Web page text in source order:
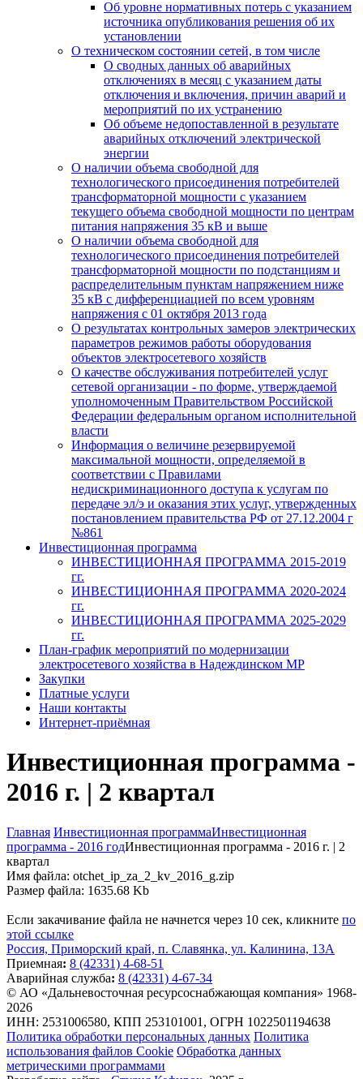
Об уровне нормативных потерь с указанием
источника опубликования решения об их
установлении
О техническом состоянии сетей, в том числе
О сводных данных об аварийных
отключениях в месяц с указанием даты
отключения и включения, причин аварий и
мероприятий по их устранению
Об объеме недопоставленной в результате
аварийных отключений электрической
энергии
О наличии объема свободной для
технологического присоединения потребителей
трансформаторной мощности с указанием
текущего объема свободной мощности по центрам
питания напряжения 35 кВ и выше
О наличии объема свободной для
технологического присоединения потребителей
трансформаторной мощности по подстанциям и
распределительным пунктам напряжением ниже
35 кВ с дифференциацией по всем уровням
напряжения с 01 октября 2013 года
О результатах контрольных замеров электрических
параметров режимов работы оборудования
объектов электросетевого хозяйств
О качестве обслуживания потребителей услуг
сетевой организации - по форме, утверждаемой
уполномоченным Правительством Российской
Федерации федеральным органом исполнительной
власти
Информация о величине резервируемой
максимальной мощности, определяемой в
соответствии с Правилами
недискриминационного доступа к услугам по
передаче эл/э и оказания этих услуг, утвержденных
постановлением правительства РФ от 27.12.2004 г
№861
Инвестиционная программа
ИНВЕСТИЦИОННАЯ ПРОГРАММА 2015-2019
гг.
ИНВЕСТИЦИОННАЯ ПРОГРАММА 2020-2024
гг.
ИНВЕСТИЦИОННАЯ ПРОГРАММА 2025-2029
гг.
План-график мероприятий по модернизации
электросетевого хозяйства в Надеждинском МР
Закупки
Платные услуги
Наши контакты
Интернет-приёмная
Инвестиционная программа -
2016 г. | 2 квартал
Главная Инвестиционная программаИнвестиционная
программа - 2016 годИнвестиционная программа - 2016 г. | 2
квартал
Имя файла: otchet_ip_za_2_kv_2016_g.zip
Размер файла: 1635.68 Kb
Если закачивание файла не начнется через 10 сек, кликните по
этой ссылке
Россия, Приморский край, п. Славянка, ул. Калинина, 13А
Приемная: 8 (42331) 4-68-51
Аварийная служба: 8 (42331) 4-67-34
© АО «Дальневосточная ресурсоснабжающая компания» 1968-
2026
ИНН: 2531006580, КПП 253101001, ОГРН 1022501194638
Политика обработки персональных данных Политика
использования файлов Cookie Обработка данных
метрическими программами